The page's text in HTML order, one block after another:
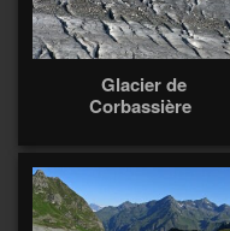
Glacier de
Corbassière